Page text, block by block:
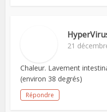
21
Chaleur. Lavement
(environ 38 degrés)
Répondre